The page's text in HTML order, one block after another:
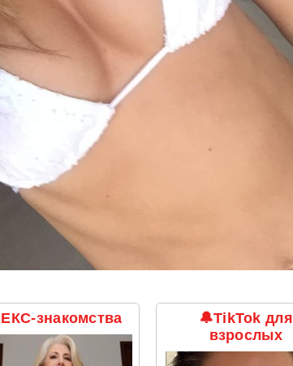
знакомства
🔔TikTok для
взрослых